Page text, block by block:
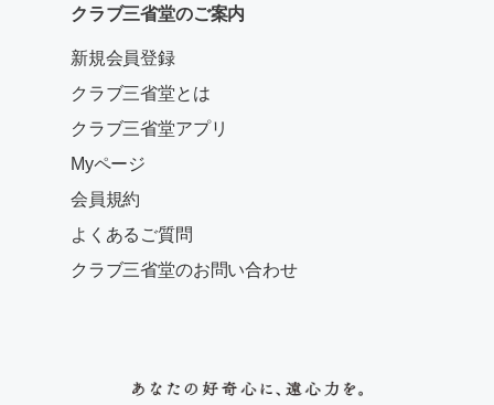
クラブ三省堂のご案内
新規会員登録
クラブ三省堂とは
クラブ三省堂アプリ
Myページ
会員規約
よくあるご質問
クラブ三省堂のお問い合わせ